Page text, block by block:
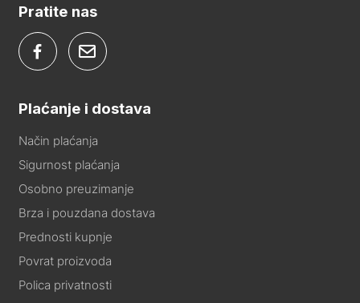
Pratite nas
Plaćanje i dostava
Način plaćanja
Sigurnost plaćanja
Osobno preuzimanje
Brza i pouzdana dostava
Prednosti kupnje
Povrat proizvoda
Polica privatnosti